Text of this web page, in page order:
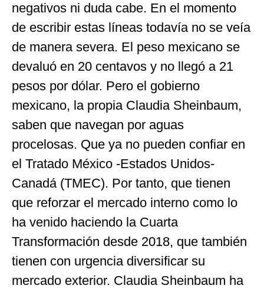
negativos ni duda cabe. En el momento
de escribir estas líneas todavía no se veía
de manera severa. El peso mexicano se
devaluó en 20 centavos y no llegó a 21
pesos por dólar. Pero el gobierno
mexicano, la propia Claudia Sheinbaum,
saben que navegan por aguas
procelosas. Que ya no pueden confiar en
el Tratado México -Estados Unidos-
Canadá (TMEC). Por tanto, que tienen
que reforzar el mercado interno como lo
ha venido haciendo la Cuarta
Transformación desde 2018, que también
tienen con urgencia diversificar su
mercado exterior. Claudia Sheinbaum ha